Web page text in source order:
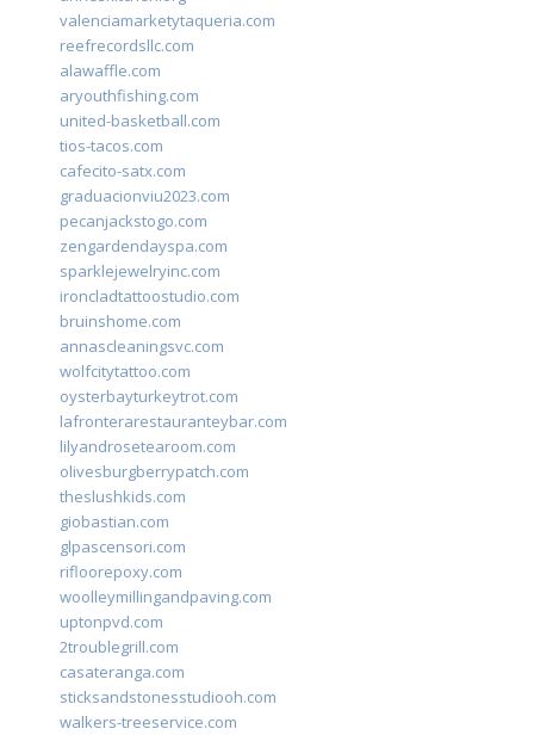
valenciamarketytaqueria.com
reefrecordsllc.com
alawaffle.com
aryouthfishing.com
united-basketball.com
tios-tacos.com
cafecito-satx.com
graduacionviu2023.com
pecanjackstogo.com
zengardendayspa.com
sparklejewelryinc.com
ironcladtattoostudio.com
bruinshome.com
annascleaningsvc.com
wolfcitytattoo.com
oysterbayturkeytrot.com
lafronterarestauranteybar.com
lilyandrosetearoom.com
olivesburgberrypatch.com
theslushkids.com
giobastian.com
glpascensori.com
rifloorepoxy.com
woolleymillingandpaving.com
uptonpvd.com
2troublegrill.com
casateranga.com
sticksandstonesstudiooh.com
walkers-treeservice.com